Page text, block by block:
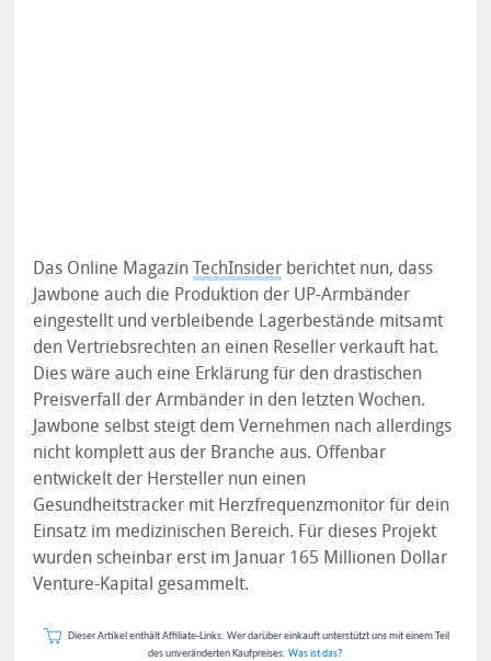
Das Online MagazinTechInsider berichtet nun, dass
Jawbone auch die Produktion der UP-Armbänder
eingestellt und verbleibende Lagerbestände mitsamt
den Vertriebsrechten an einen Reseller verkauft hat.
Dies wäre auch eine Erklärung für den drastischen
Preisverfall der Armbänder in den letzten Wochen.
Jawbone selbst steigt dem Vernehmen nach allerdings
nicht komplett aus der Branche aus. Offenbar
entwickelt der Hersteller nun einen
Gesundheitstracker mit Herzfrequenzmonitor für dein
Einsatz im medizinischen Bereich. Für dieses Projekt
wurden scheinbar erst im Januar 165 Millionen Dollar
Venture-Kapital gesammelt.
Dieser Artikel enthält Affiliate-Links. Wer darüber einkauft unterstützt uns mit einem Teil
des unveränderten Kaufpreises. Was ist das?